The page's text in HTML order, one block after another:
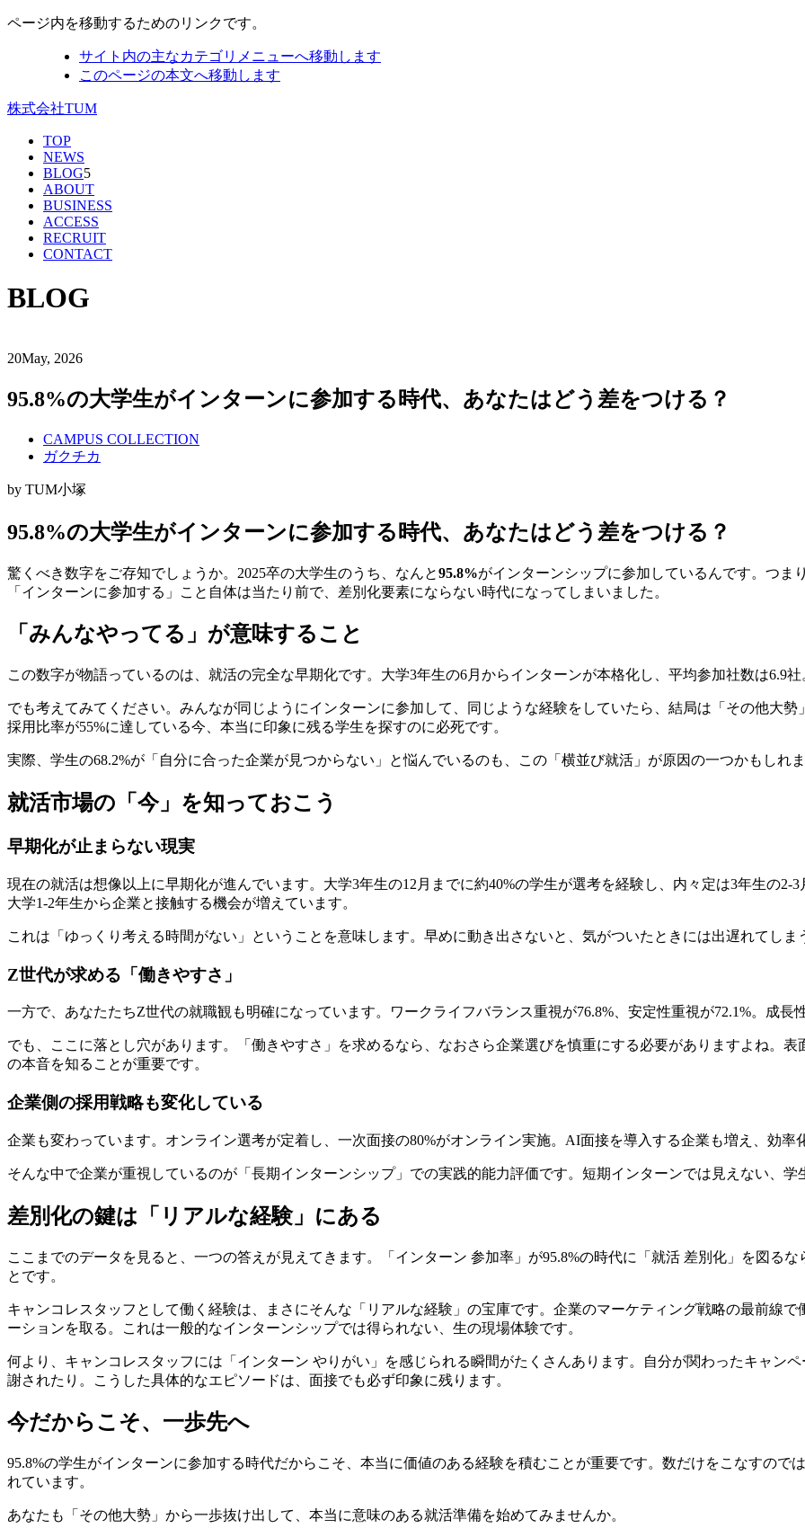
ページ内を移動するためのリンクです。
サイト内の主なカテゴリメニューへ移動します
このページの本文へ移動します
株式会社TUM
TOP
NEWS
BLOG5
ABOUT
BUSINESS
ACCESS
RECRUIT
CONTACT
BLOG
20May, 2026
95.8%の大学生がインターンに参加する時代、あなたはどう差をつける？
CAMPUS COLLECTION
ガクチカ
by TUM小塚
95.8%の大学生がインターンに参加する時代、あなたはどう差をつける？
驚くべき数字をご存知でしょうか。2025卒の大学生のうち、なんと95.8%がインターンシップに参加しているんです。つま
「インターンに参加する」こと自体は当たり前で、差別化要素にならない時代になってしまいました。
「みんなやってる」が意味すること
この数字が物語っているのは、就活の完全な早期化です。大学3年生の6月からインターンが本格化し、平均参加社数は6.9
でも考えてみてください。みんなが同じようにインターンに参加して、同じような経験をしていたら、結局は「その他大
採用比率が55%に達している今、本当に印象に残る学生を探すのに必死です。
実際、学生の68.2%が「自分に合った企業が見つからない」と悩んでいるのも、この「横並び就活」が原因の一つかもしれま
就活市場の「今」を知っておこう
早期化が止まらない現実
現在の就活は想像以上に早期化が進んでいます。大学3年生の12月までに約40%の学生が選考を経験し、内々定は3年生の2-
大学1-2年生から企業と接触する機会が増えています。
これは「ゆっくり考える時間がない」ということを意味します。早めに動き出さないと、気がついたときには出遅れてしま
Z世代が求める「働きやすさ」
一方で、あなたたちZ世代の就職観も明確になっています。ワークライフバランス重視が76.8%、安定性重視が72.1%。成長
でも、ここに落とし穴があります。「働きやすさ」を求めるなら、なおさら企業選びを慎重にする必要がありますよね。
の本音を知ることが重要です。
企業側の採用戦略も変化している
企業も変わっています。オンライン選考が定着し、一次面接の80%がオンライン実施。AI面接を導入する企業も増え、効率
そんな中で企業が重視しているのが「長期インターンシップ」での実践的能力評価です。短期インターンでは見えない、学
差別化の鍵は「リアルな経験」にある
ここまでのデータを見ると、一つの答えが見えてきます。「インターン 参加率」が95.8%の時代に「就活 差別化」を図る
とです。
キャンコレスタッフとして働く経験は、まさにそんな「リアルな経験」の宝庫です。企業のマーケティング戦略の最前線
ーションを取る。これは一般的なインターンシップでは得られない、生の現場体験です。
何より、キャンコレスタッフには「インターン やりがい」を感じられる瞬間がたくさんあります。自分が関わったキャン
謝されたり。こうした具体的なエピソードは、面接でも必ず印象に残ります。
今だからこそ、一歩先へ
95.8%の学生がインターンに参加する時代だからこそ、本当に価値のある経験を積むことが重要です。数だけをこなすので
れています。
あなたも「その他大勢」から一歩抜け出して、本当に意味のある就活準備を始めてみませんか。